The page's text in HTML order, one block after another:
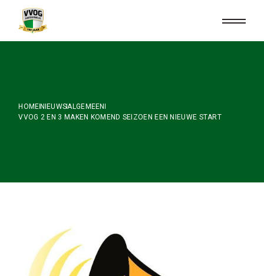
content
HOME NIEUWSALGEMEEN
VVOG 2 EN 3 MAKEN KOMEND SEIZOEN EEN NIEUWE START